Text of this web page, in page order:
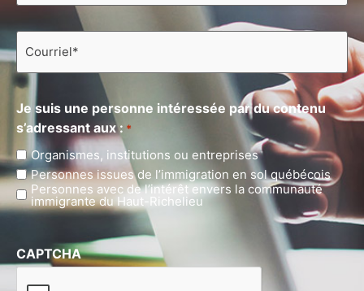
Courriel
Je suis une personne intéressée par du contenu
s’adressant aux : *
Organismes, institutions ou entreprises
Personnes issues de l’immigration en sol québécois
Personnes avec de l’intérêt envers la communauté
immigrante du Haut-Richelieu
CAPTCHA